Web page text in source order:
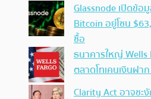
Glassnode เปิดข้อ
Bitcoin อยู่โซน
ซื้อ
ธนาคารใหญ่
ตลาดโทเคนเงินฝา
Clarity Act อาจชะ